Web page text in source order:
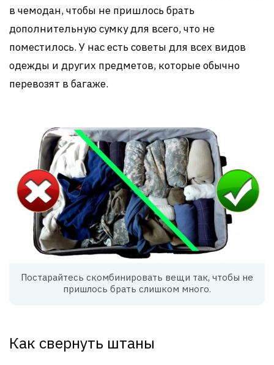
в чемодан, чтобы не пришлось брать
дополнительную сумку для всего, что не
поместилось. У нас есть советы для всех видов
одежды и других предметов, которые обычно
перевозят в багаже.
Постарайтесь скомбинировать вещи так, чтобы не
пришлось брать слишком много.
Как свернуть штаны